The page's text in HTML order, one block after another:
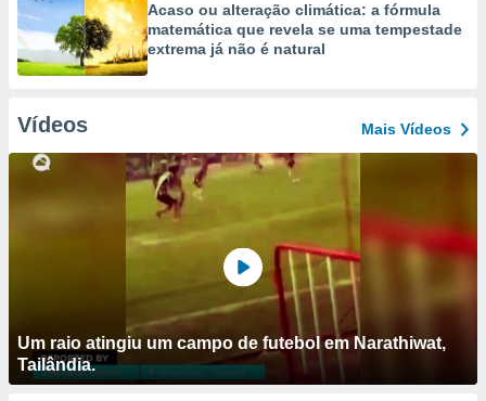
Acaso ou alteração climática: a fórmula
matemática que revela se uma tempestade
extrema já não é natural
Vídeos Mais Vídeos
Um raio atingiu um campo de futebol em Narathiwat,
Tailândia.